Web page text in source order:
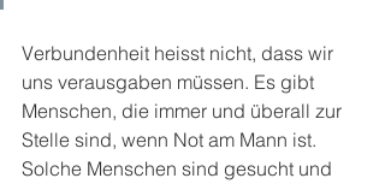
Verbundenheit heisst nicht, dass wir
uns verausgaben müssen. Es gibt
Menschen, die immer und überall zur
Stelle sind, wenn Not am Mann ist.
Solche Menschen sind gesucht und